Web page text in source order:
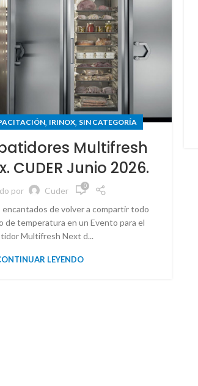
, IRINOX, SIN CATEGORÍA
Multifresh
CUDER Junio 2026.
por Cuder 0
encantados de volver a compartir todo
de temperatura en un Evento para el
Multifresh Next d...
LEYENDO